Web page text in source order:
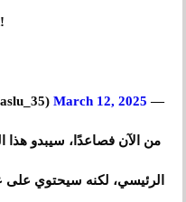
— Faslu ᴥ︎︎︎ (@Faslu_35)
March 12, 2025
من الآن فصاعدًا، سيبدو
الرئيسي، لكنه سيحتوي